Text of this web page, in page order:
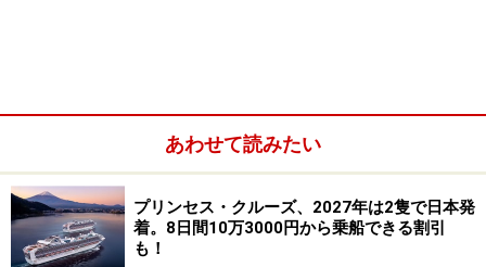
あわせて読みたい
プリンセス・クルーズ、2027年は2隻で日本発
着。8日間10万3000円から乗船できる割引
も！